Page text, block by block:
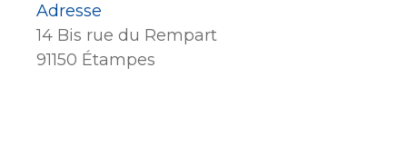
Adresse
14 Bis rue du Rempart
91150 Étampes